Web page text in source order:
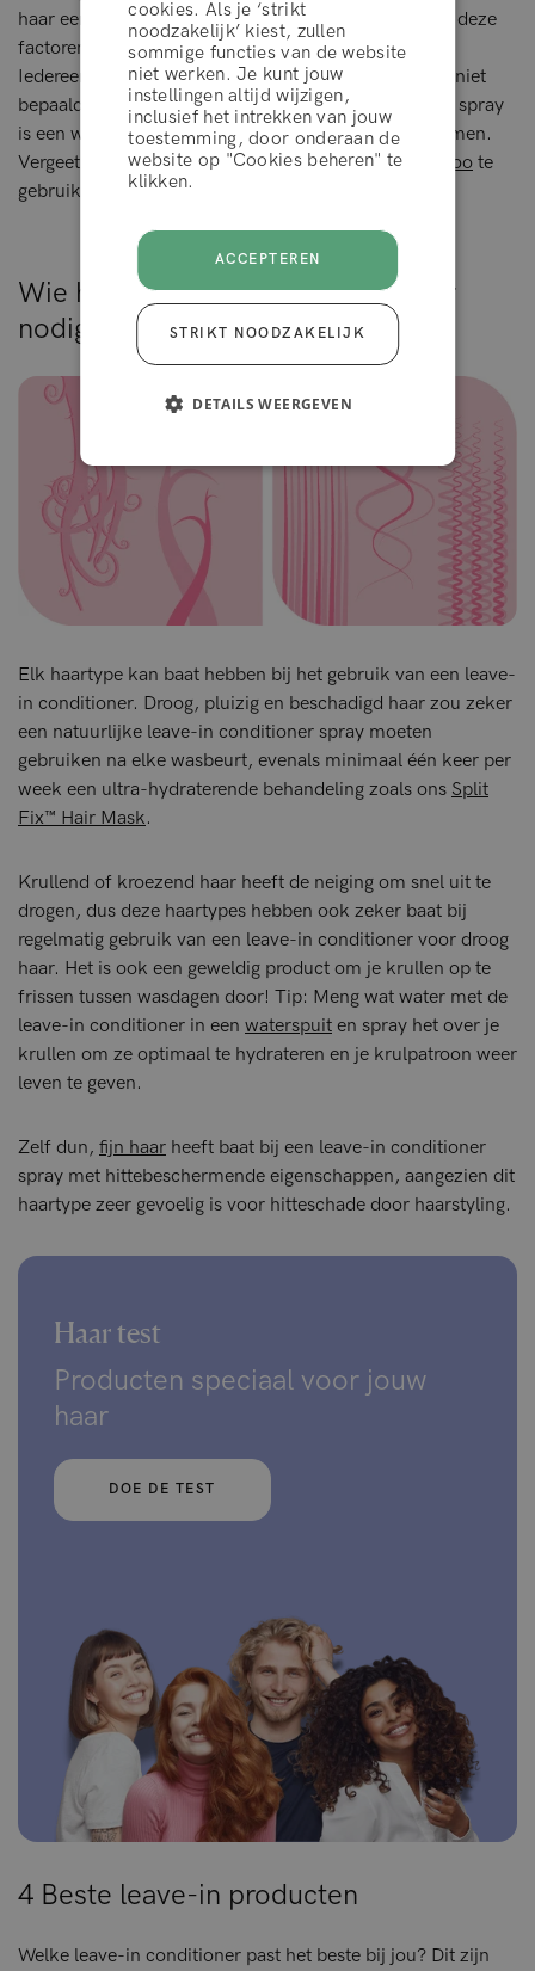
haar een kleurbehandeling heeft ondergaan, kunnen deze
factoren ervoor zorgen dat je kleur sneller vervaagt.
Iedereen weet dat professionele kleurbehandelingen niet
bepaald goedkoop zijn, dus een leave-in conditioner spray
is een waardevolle investering om je haar te beschermen.
Vergeet ook niet om een kleurbeschermende shampoo te
gebruiken!
Wie heeft een leave-in conditioner
nodig?
Elk haartype kan baat hebben bij het gebruik van een leave-
in conditioner. Droog, pluizig en beschadigd haar zou zeker
een natuurlijke leave-in conditioner spray moeten
gebruiken na elke wasbeurt, evenals minimaal één keer per
week een ultra-hydraterende behandeling zoals ons Split
Fix™ Hair Mask.
Krullend of kroezend haar heeft de neiging om snel uit te
drogen, dus deze haartypes hebben ook zeker baat bij
regelmatig gebruik van een leave-in conditioner voor droog
haar. Het is ook een geweldig product om je krullen op te
frissen tussen wasdagen door! Tip: Meng wat water met de
leave-in conditioner in een waterspuit en spray het over je
krullen om ze optimaal te hydrateren en je krulpatroon weer
leven te geven.
Zelf dun, fijn haar heeft baat bij een leave-in conditioner
spray met hittebeschermende eigenschappen, aangezien dit
haartype zeer gevoelig is voor hitteschade door haarstyling.
Haar test
Producten speciaal voor jouw
haar
DOE DE TEST
4 Beste leave-in producten
Welke leave-in conditioner past het beste bij jou? Dit zijn
WEIGEREN
ACCEPTEER
cookies. Als je ‘strikt
noodzakelijk’ kiest, zullen
sommige functies van de website
niet werken. Je kunt jouw
instellingen altijd wijzigen,
inclusief het intrekken van jouw
toestemming, door onderaan de
website op "Cookies beheren" te
klikken.
ACCEPTEREN
STRIKT NOODZAKELIJK
DETAILS WEERGEVEN